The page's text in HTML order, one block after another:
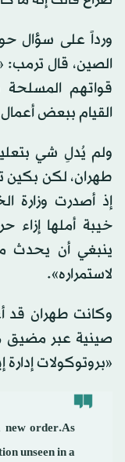
ورداً على سؤال
الصين، قال ترمب:
قواتهم
القيام ببعض
ولم يُدلِ شي
طهران، لكن بكين
إذ أصدرت وزارة
خيبة أملها إزاء
ينبغي أن يحدث
لاستمراره».
وكانت طهران قد
صينية عبر مضيق
«بروتوكولات إدارة
new order.As
unseen in a